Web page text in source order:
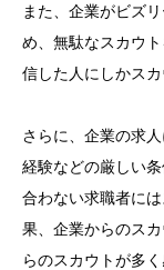
また、企業がビズ
め、無駄なスカウ
信した人にしかス
さらに、企業の求
経験などの厳しい
合わない求職者に
果、企業からのス
らのスカウトが多